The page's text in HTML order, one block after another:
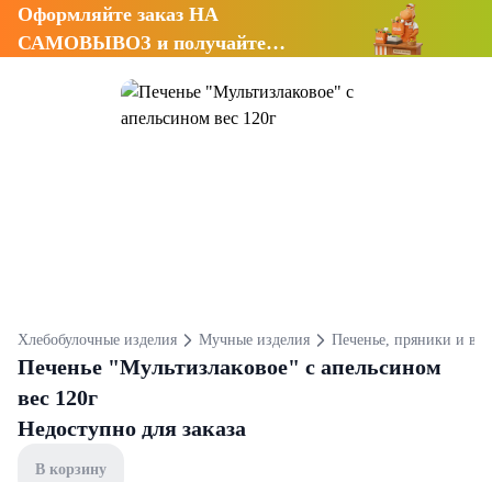
Оформляйте заказ НА
САМОВЫВОЗ и получайте
Хлебобулочные изделия Мучные изделия Печенье, пряники и
Печенье "Мультизлаковое" с апельсином
вес 120г
Недоступно для заказа
В корзину